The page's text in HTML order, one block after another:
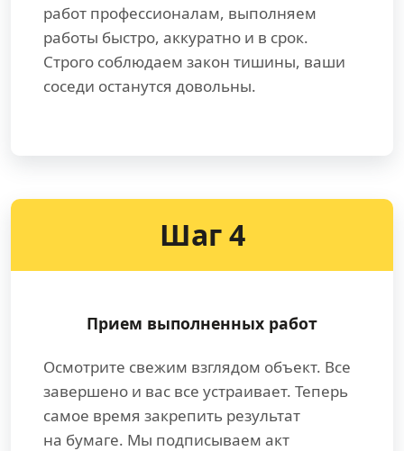
работ профессионалам, выполняем
работы быстро, аккуратно и в срок.
Строго соблюдаем закон тишины, ваши
соседи останутся довольны.
Шаг 4
Прием выполненных работ
Осмотрите свежим взглядом объект. Все
завершено и вас все устраивает. Теперь
самое время закрепить результат
на бумаге. Мы подписываем акт